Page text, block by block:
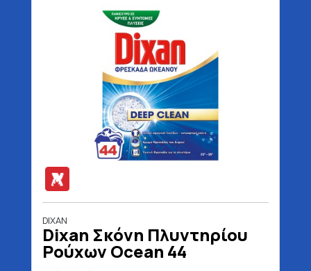
DIXAN
Dixan Σκόνη Πλυντηρίου
Ρούχων Ocean 44